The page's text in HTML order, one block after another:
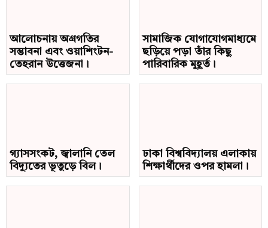
গ্যাসসংকট, জ্বালানি তেল বিদ্যুতের ভূতুড়ে বিল।
আলোচনায় অগ্রগতির
সম্ভাবনা এবং ওয়াশিংটন-
তেহরান উত্তেজনা।
সামাজিক যোগাযোগমাধ্যমে
ছড়িয়ে পড়া তাঁর কিছু
পারিবারিক মুহূর্ত।
গ্যাসসংকট, জ্বালানি তেল
বিদ্যুতের ভূতুড়ে বিল।
ঢাকা বিশ্ববিদ্যালয় এলাকায়
শিক্ষার্থীদের ওপর হামলা।